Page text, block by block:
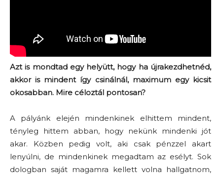
Azt is mondtad egy helyütt, hogy ha újrakezdhetnéd,
akkor is mindent így csinálnál, maximum egy kicsit
okosabban. Mire céloztál pontosan?
A pályánk elején mindenkinek elhittem mindent,
tényleg hittem abban, hogy nekünk mindenki jót
akar. Közben pedig volt, aki csak pénzzel akart
lenyúlni, de mindenkinek megadtam az esélyt. Sok
dologban saját magamra kellett volna hallgatnom,